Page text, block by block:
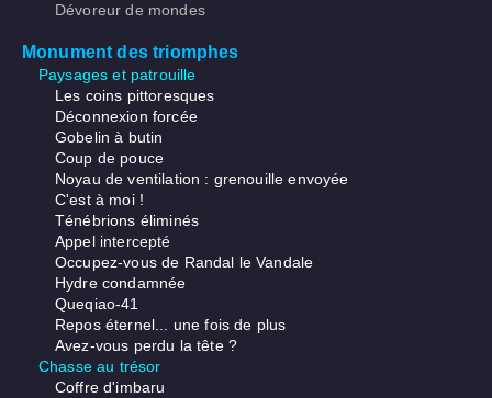
Dévoreur de mondes
Monument des triomphes
Paysages et patrouille
Les coins pittoresques
Déconnexion forcée
Gobelin à butin
Coup de pouce
Noyau de ventilation : grenouille envoyée
C'est à moi !
Ténébrions éliminés
Appel intercepté
Occupez-vous de Randal le Vandale
Hydre condamnée
Queqiao-41
Repos éternel... une fois de plus
Avez-vous perdu la tête ?
Chasse au trésor
Coffre d'imbaru